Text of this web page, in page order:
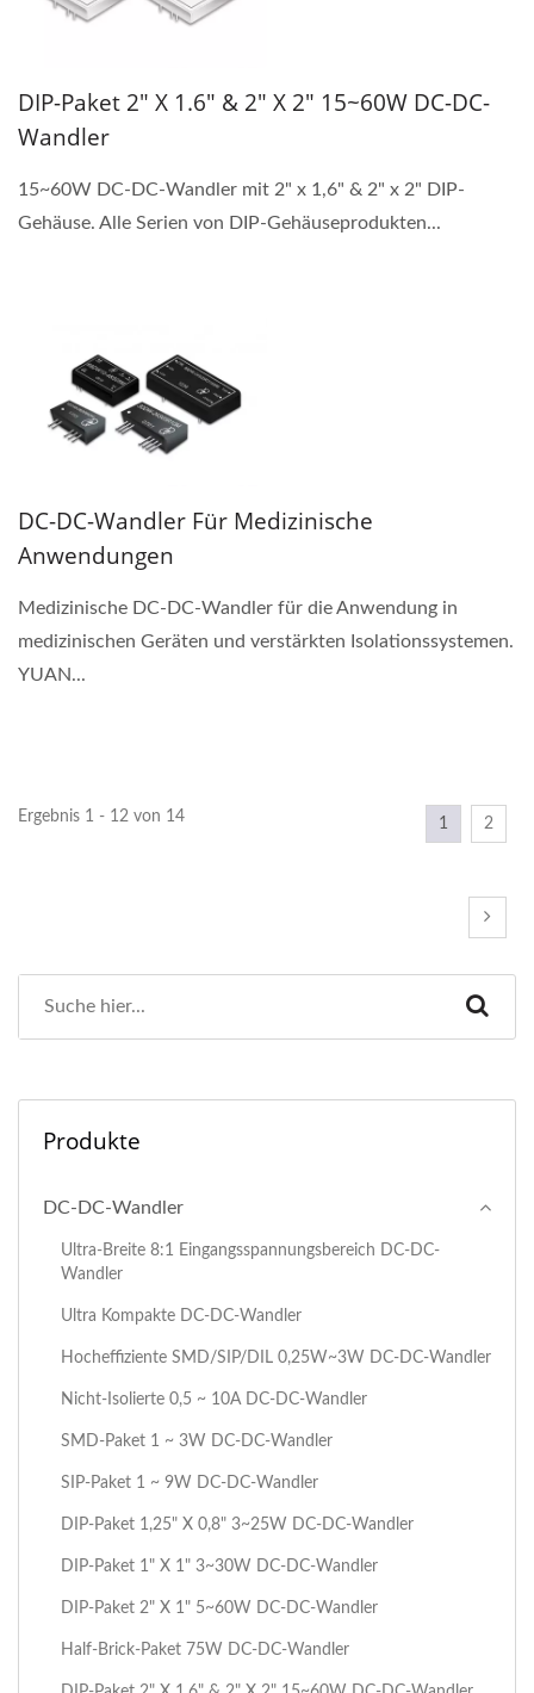
DIP-Paket 2" X 1.6" & 2" X 2" 15~60W DC-DC-
Wandler
15~60W DC-DC-Wandler mit 2" x 1,6" & 2" x 2" DIP-
Gehäuse. Alle Serien von DIP-Gehäuseprodukten...
DC-DC-Wandler Für Medizinische
Anwendungen
Medizinische DC-DC-Wandler für die Anwendung in
medizinischen Geräten und verstärkten Isolationssystemen.
YUAN...
Ergebnis 1 - 12 von 14 1 2
Produkte
DC-DC-Wandler
Ultra-Breite 8:1 Eingangsspannungsbereich DC-DC-
Wandler
Ultra Kompakte DC-DC-Wandler
Hocheffiziente SMD/SIP/DIL 0,25W~3W DC-DC-Wandler
Nicht-Isolierte 0,5 ~ 10A DC-DC-Wandler
SMD-Paket 1 ~ 3W DC-DC-Wandler
SIP-Paket 1 ~ 9W DC-DC-Wandler
DIP-Paket 1,25" X 0,8" 3~25W DC-DC-Wandler
DIP-Paket 1" X 1" 3~30W DC-DC-Wandler
DIP-Paket 2" X 1" 5~60W DC-DC-Wandler
Half-Brick-Paket 75W DC-DC-Wandler